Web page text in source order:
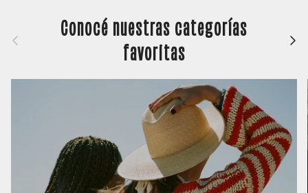
Anterior Conocé nuestras categorías
favoritas